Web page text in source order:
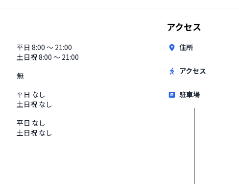
平日 8:00 〜 21:00
土日祝8:00 〜 21:00
無
平日 なし
土日祝 なし
平日 なし
土日祝 なし
アクセス
住所
アクセス
駐車場